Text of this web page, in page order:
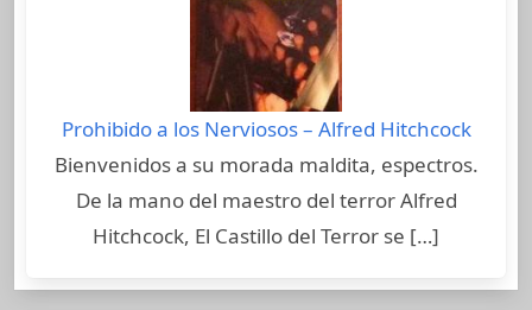
Prohibido a los Nerviosos – Alfred Hitchcock
Bienvenidos a su morada maldita, espectros.
De la mano del maestro del terror Alfred
Hitchcock, El Castillo del Terror se […]